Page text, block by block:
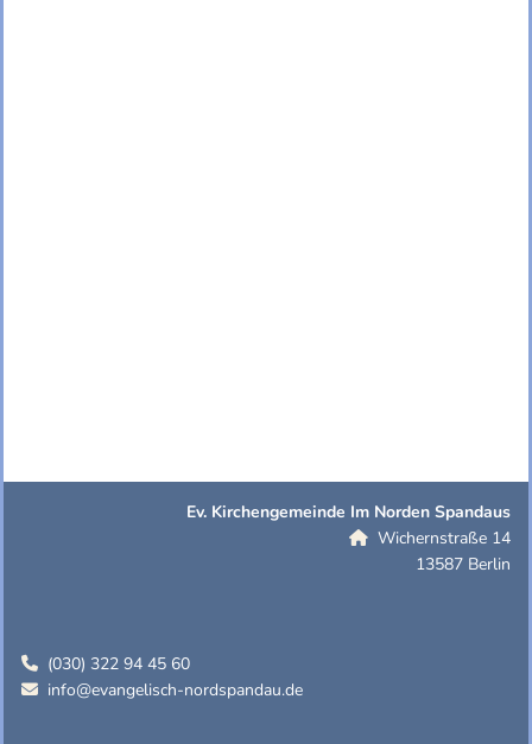
Ev. Kirchengemeinde Im Norden Spandaus
 Wichernstraße 14
13587 Berlin
 (030) 322 94 45 60
 info@evangelisch-nordspandau.de